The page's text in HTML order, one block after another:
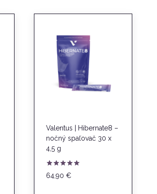
Valentus | Hibernate8 –
nočný spaľovač 30 x
4,5 g
Hodnotenie
4.83
64,90€